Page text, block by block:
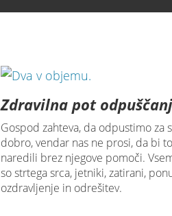
Zdravilna pot
Gospod zahteva, da odpustimo za
dobro, vendar nas ne prosi, da bi to
naredili brez njegove pomoči.
so strtega srca, jetniki, zatirani,
ozdravljenje in odrešitev.